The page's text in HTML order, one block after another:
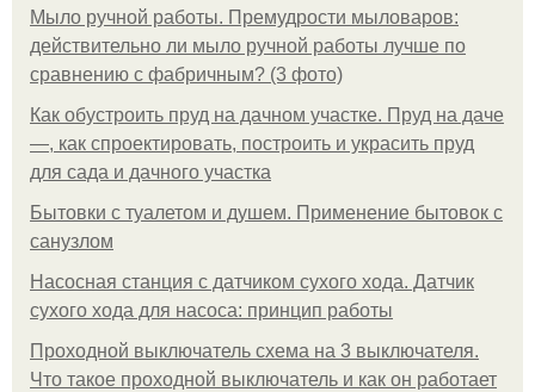
Мыло ручной работы. Премудрости мыловаров:
действительно ли мыло ручной работы лучше по
сравнению с фабричным? (3 фото)
Как обустроить пруд на дачном участке. Пруд на даче
—, как спроектировать, построить и украсить пруд
для сада и дачного участка
Бытовки с туалетом и душем. Применение бытовок с
санузлом
Насосная станция с датчиком сухого хода. Датчик
сухого хода для насоса: принцип работы
Проходной выключатель схема на 3 выключателя.
Что такое проходной выключатель и как он работает